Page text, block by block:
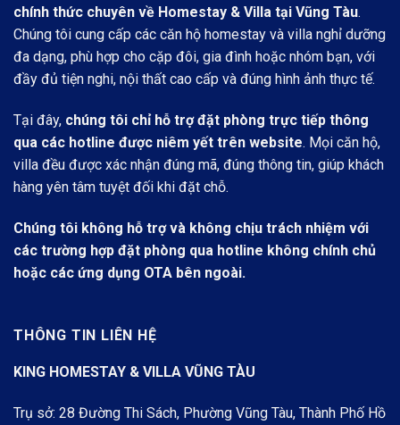
chính thức chuyên về Homestay & Villa tại Vũng Tàu.
Chúng tôi cung cấp các căn hộ homestay và villa nghỉ dưỡng
đa dạng, phù hợp cho cặp đôi, gia đình hoặc nhóm bạn, với
đầy đủ tiện nghi, nội thất cao cấp và đúng hình ảnh thực tế.
Tại đây, chúng tôi chỉ hỗ trợ đặt phòng trực tiếp thông
qua các hotline được niêm yết trên website. Mọi căn hộ,
villa đều được xác nhận đúng mã, đúng thông tin, giúp khách
hàng yên tâm tuyệt đối khi đặt chỗ.
Chúng tôi không hỗ trợ và không chịu trách nhiệm với
các trường hợp đặt phòng qua hotline không chính chủ
hoặc các ứng dụng OTA bên ngoài.
THÔNG TIN LIÊN HỆ
KING HOMESTAY & VILLA VŨNG TÀU
Trụ sở: 28 Đường Thi Sách, Phường Vũng Tàu, Thành Phố Hồ